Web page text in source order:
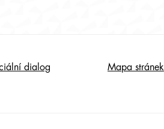
dialog Mapa stránek